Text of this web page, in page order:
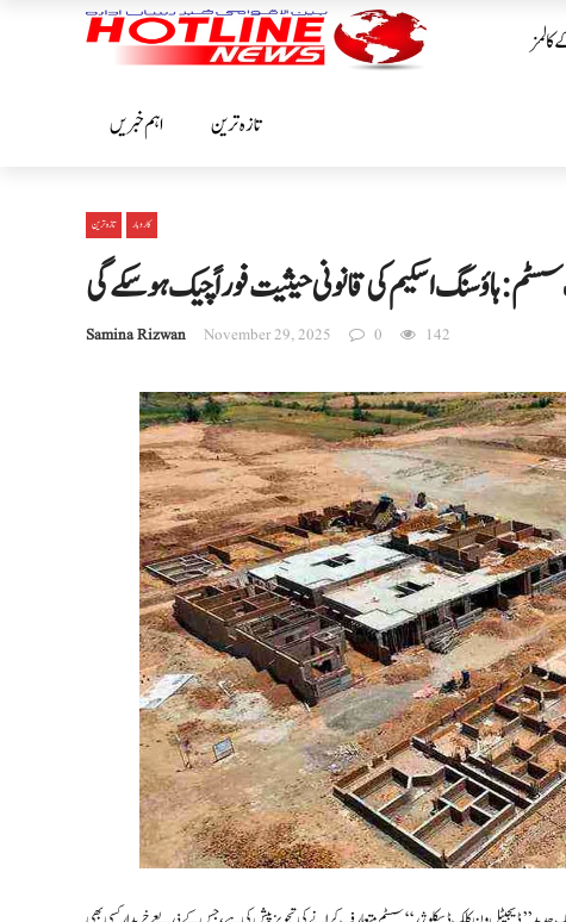
اہم خبریں تازہ ترین
تازہ ترین کاروبار
ہاؤسنگ اسکیم کی قانونی حیثیت فوراً چیک ہو سکے گی
Samina Rizwan November 29, 2025 0 142